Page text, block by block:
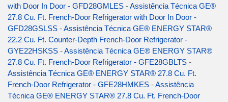
with Door In Door - GFD28GMLES -Assistência Técnica GE®
27.8 Cu. Ft. French-Door Refrigerator with Door In Door -
GFD28GSLSS -Assistência Técnica GE® ENERGY STAR®
22.2 Cu. Ft. Counter-Depth French-Door Refrigerator -
GYE22HSKSS -Assistência Técnica GE® ENERGY STAR®
27.8 Cu. Ft. French-Door Refrigerator - GFE28GBLTS -
Assistência Técnica GE® ENERGY STAR® 27.8 Cu. Ft.
French-Door Refrigerator - GFE28HMKES -Assistência
Técnica GE® ENERGY STAR® 27.8 Cu. Ft. French-Door